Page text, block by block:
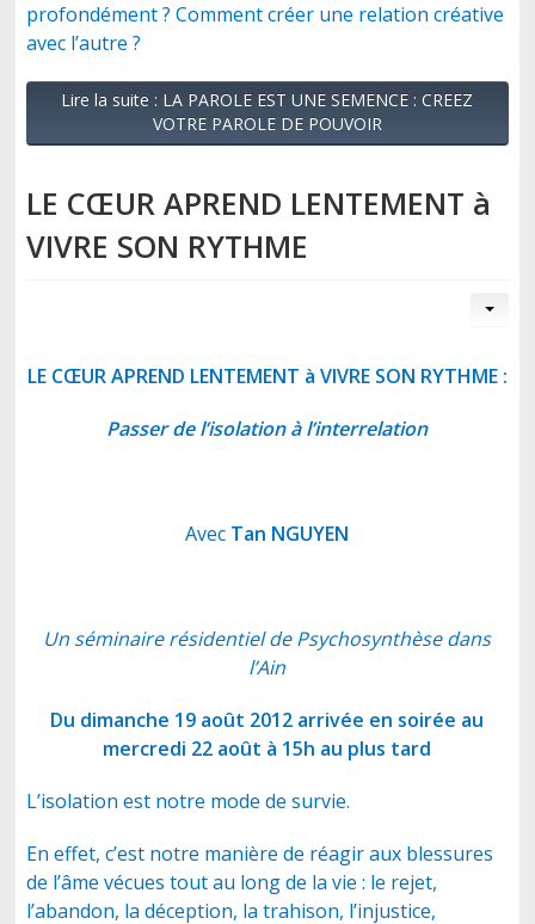
profondément ? Comment créer une relation créative
avec l’autre ?
Lire la suite : LA PAROLE EST UNE SEMENCE : CREEZ
VOTRE PAROLE DE POUVOIR
LE CŒUR APREND LENTEMENT à
VIVRE SON RYTHME
LE CŒUR APREND LENTEMENT à VIVRE SON RYTHME :
Passer de l’isolation à l’interrelation
Avec Tan NGUYEN
Un séminaire résidentiel de Psychosynthèse dans
l’Ain
Du dimanche 19 août 2012 arrivée en soirée au
mercredi 22 août à 15h au plus tard
L’isolation est notre mode de survie.
En effet, c’est notre manière de réagir aux blessures
de l’âme vécues tout au long de la vie : le rejet,
l’abandon, la déception, la trahison, l’injustice,